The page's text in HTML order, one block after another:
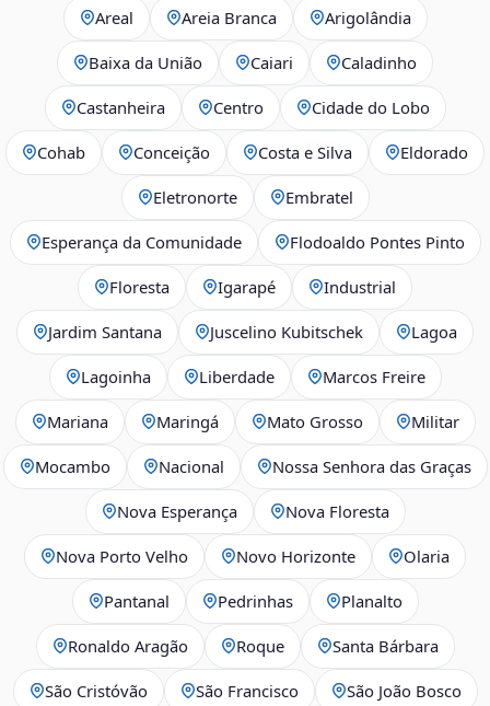
Areal Areia Branca Arigolândia
Baixa da União Caiari Caladinho
Castanheira Centro Cidade do Lobo
Cohab Conceição Costa e Silva Eldorado
Eletronorte Embratel
Esperança da Comunidade Flodoaldo Pontes Pinto
Floresta Igarapé Industrial
Jardim Santana Juscelino Kubitschek Lagoa
Lagoinha Liberdade Marcos Freire
Mariana Maringá Mato Grosso Militar
Mocambo Nacional Nossa Senhora das Graças
Nova Esperança Nova Floresta
Nova Porto Velho Novo Horizonte Olaria
Pantanal Pedrinhas Planalto
Ronaldo Aragão Roque Santa Bárbara
São Cristóvão São Francisco São João Bosco